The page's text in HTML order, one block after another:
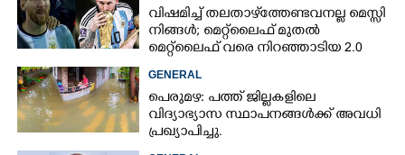
വിഷമിച്ച് തലതാഴ്‌ത്തേണ്ടവനല്ല മെസ്സി
നിങ്ങള്‍; മെറ്റ്‌ലൈഫ് മുതല്‍
മെറ്റ്‌ലൈഫ് വരെ നിറഞ്ഞാടിയ 2.0
GENERAL
പെരുമഴ: പത്ത് ജില്ലകളിലെ
വിദ്യാഭ്യാസ സ്ഥാപനങ്ങൾക്ക് അവധി
പ്രഖ്യാപിച്ചു.